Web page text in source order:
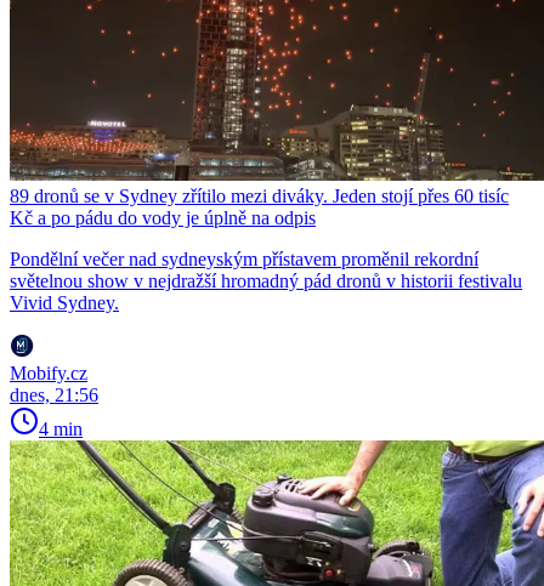
89 dronů se v Sydney zřítilo mezi diváky. Jeden stojí přes 60 tisíc
Kč a po pádu do vody je úplně na odpis
Pondělní večer nad sydneyským přístavem proměnil rekordní
světelnou show v nejdražší hromadný pád dronů v historii festivalu
Vivid Sydney.
Mobify.cz
dnes, 21:56
4 min